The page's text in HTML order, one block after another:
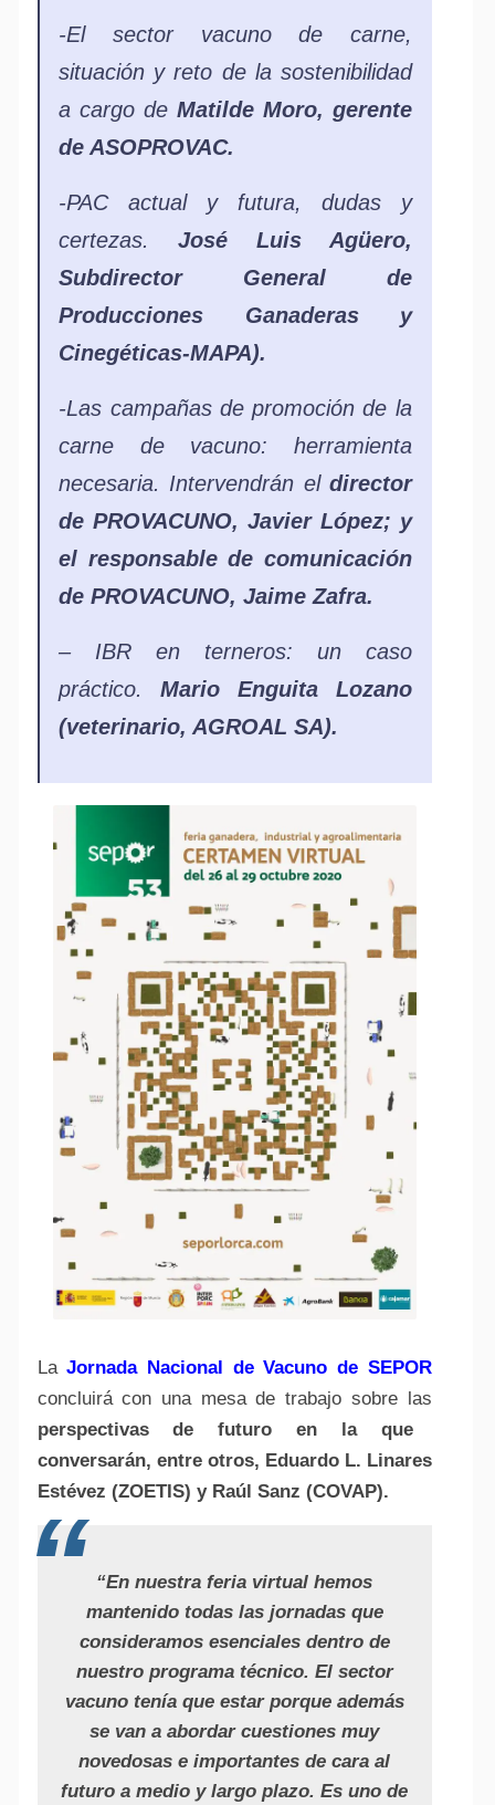
-El sector vacuno de carne,
situación y reto de la sostenibilidad
a cargo de Matilde Moro, gerente
de ASOPROVAC.
-PAC actual y futura, dudas y
certezas.José Luis Agüero,
Subdirector General de
Producciones Ganaderas y
Cinegéticas-MAPA).
-Las campañas de promoción de la
carne de vacuno: herramienta
necesaria. Intervendrán eldirector
de PROVACUNO, Javier López; y
el responsable de comunicación
de PROVACUNO, Jaime Zafra.
– IBR en terneros: un caso
práctico.Mario Enguita Lozano
(veterinario, AGROAL SA).
LaJornada Nacional de Vacuno de SEPOR
concluirá con una mesa de trabajo sobre las
perspectivas de futuro en la que
conversarán, entre otros, Eduardo L. Linares
Estévez (ZOETIS) y Raúl Sanz (COVAP).
“En nuestra feria virtual hemos
mantenido todas las jornadas que
consideramos esenciales dentro de
nuestro programa técnico. El sector
vacuno tenía que estar porque además
se van a abordar cuestiones muy
novedosas e importantes de cara al
futuro a medio y largo plazo. Es uno de